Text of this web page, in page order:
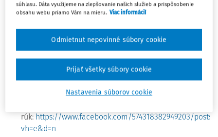
Tri videá k téme sú zverejnené na sociálnych sieťach. V
prvom videu neurochirurg učí svojho malého kamaráta,
ako si správne umyť ruky. Druhé video je pripravené v štýle
deti-deťom, kde opäť deti sa vhodnou formou rozprávajú o
dodržiavať. Tretie video je venované rodičom.
rúk: https://www.facebook.com/574318382949203/posts/
vh=e&d=n
súhlasu. Dáta využijeme na zlepšovanie našich služieb a prispôsobenie
obsahu webu priamo Vám na mieru. Viac informácií
Nastavenia súborov cookie
Odmietnut nepovinné súbory cookie
Prijať všetky súbory cookie